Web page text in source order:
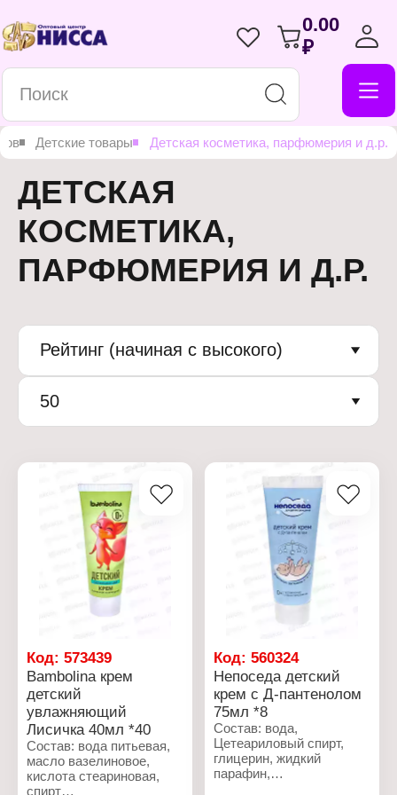
0.00
₽
Детские товары Детская косметика, парфюмерия и д.р.
ДЕТСКАЯ
КОСМЕТИКА,
ПАРФЮМЕРИЯ И Д.Р.
Рейтинг (начиная с высокого)
50
Код: 573439
Bambolina крем
детский
увлажняющий
Лисичка 40мл *40
Состав: вода питьевая,
масло вазелиновое,
кислота стеариновая,
спирт
Код:560324
Непоседа детский
крем с Д-пантенолом
75мл *8
Состав: вода,
Цетеариловый спирт,
глицерин, жидкий
парафин,